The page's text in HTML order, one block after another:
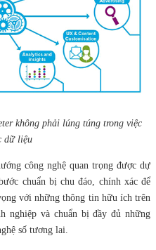
không phải lúng túng trong việc
dữ liệu
công nghệ quan trọng được dự
chuẩn bị chu đáo, chính xác để
với những thông tin hữu ích trên
nghiệp và chuẩn bị đầy đủ những
số tương lai.